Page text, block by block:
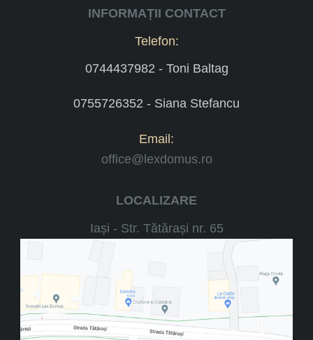
INFORMAȚII CONTACT
Telefon:
0744437982 - Toni Baltag
0755726352 - Siana Stefancu
Email:
office@lexdomus.ro
LOCALIZARE
Iași - Str. Tătărași nr. 65